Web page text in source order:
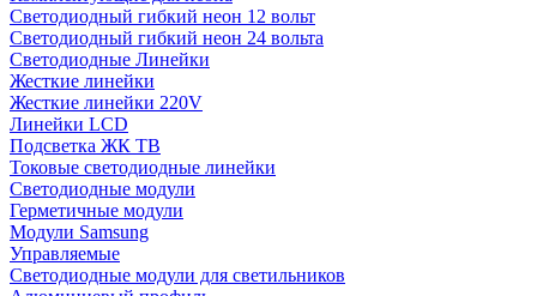
Светодиодный гибкий неон 12 вольт
Светодиодный гибкий неон 24 вольта
Светодиодные Линейки
Жесткие линейки
Жесткие линейки 220V
Линейки LCD
Подсветка ЖК ТВ
Токовые светодиодные линейки
Светодиодные модули
Герметичные модули
Модули Samsung
Управляемые
Светодиодные модули для светильников